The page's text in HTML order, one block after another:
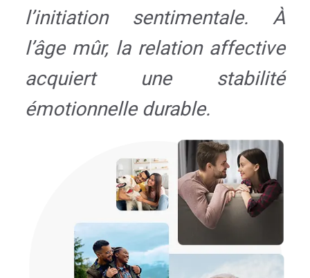
l’initiation sentimentale. À
l’âge mûr, la relation affective
acquiert une stabilité
émotionnelle durable.